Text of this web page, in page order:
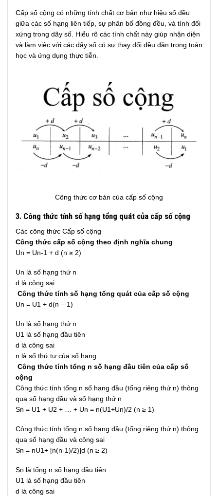
Cấp số cộng có những tính chất cơ bản như hiệu số đều
giữa các số hạng liên tiếp, sự phân bố đồng đều, và tính đối
xứng trong dãy số. Hiểu rõ các tính chất này giúp nhận diện
và làm việc với các dãy số có sự thay đổi đều đặn trong toán
học và ứng dụng thực tiễn.
Công thức cơ bản của cấp số cộng
3. Công thức tính số hạng tổng quát của cấp số cộng
Các công thức Cấp số cộng
Công thức cấp số cộng theo định nghĩa chung
Un = Un-1 + d (n ≥ 2)
Un là số hạng thứ n
d là công sai
Công thức tính số hạng tổng quát của cấp số cộng
Un = U1 + d(n – 1)
Un là số hạng thứ n
U1 là số hạng đầu tiên
d là công sai
n là số thứ tự của số hạng
Công thức tính tổng n số hạng đầu tiên của cấp số
cộng
Công thức tính tổng n số hạng đầu (tổng riêng thứ n) thông
qua số hạng đầu và số hạng thứ n
Sn = U1 + U2 + … + Un = n(U1+Un)/2 (n ≥ 1)
Công thức tính tổng n số hạng đầu (tổng riêng thứ n) thông
qua số hạng đầu và công sai
Sn = nU1+ [n(n-1)/2)]d (n ≥ 2)
Sn là tổng n số hạng đầu tiên
U1 là số hạng đầu tiên
d là công sai